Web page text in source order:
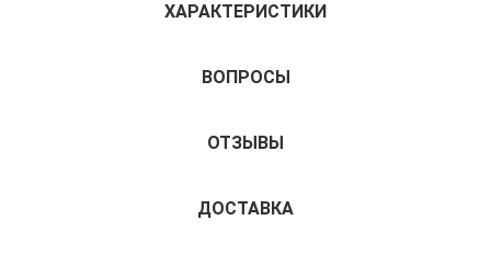
ХАРАКТЕРИСТИКИ
ВОПРОСЫ
ОТЗЫВЫ
ДОСТАВКА